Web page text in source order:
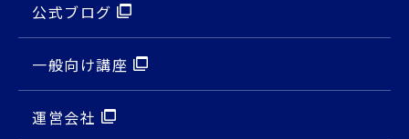
公式ブログ
⼀般向け講座
運営会社